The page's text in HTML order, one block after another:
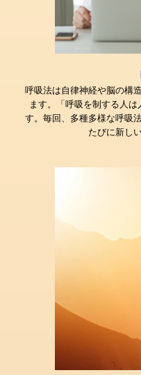
呼吸法は自律神経や脳の構
ます。「呼吸を制する人
す。毎回、多種多様な呼吸
たびに新し